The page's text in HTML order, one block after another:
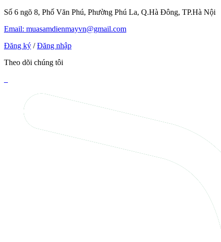
Số 6 ngõ 8, Phố Văn Phú, Phường Phú La, Q.Hà Đông, TP.Hà Nội
Email: muasamdienmayvn@gmail.com
Đăng ký / Đăng nhập
Theo dõi chúng tôi